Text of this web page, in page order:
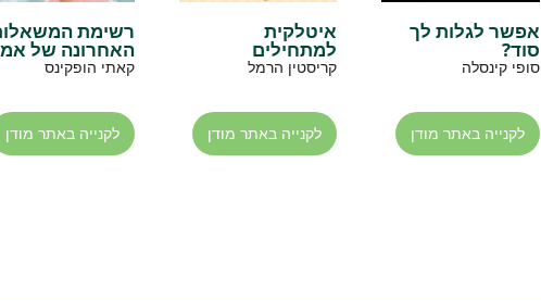
אפשר לגלות לך
סוד?
סופי קינסלה
לקנייה באתר מודן
איטלקית
למתחילים
קריסטין הרמל
לקנייה באתר מודן
רשימת
האחרונה של
קאתי הופקינס
לקנייה באתר מודן